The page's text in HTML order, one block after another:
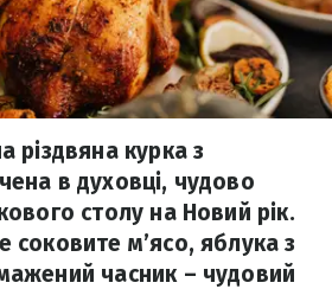
різдвяна курка з
в духовці, чудово
столу на Новий рік.
соковите м’ясо, яблука з
часник – чудовий